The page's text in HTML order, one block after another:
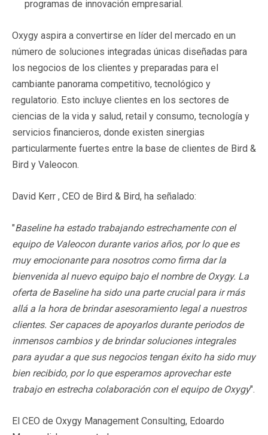
programas de innovación empresarial.
Oxygy aspira a convertirse en líder del mercado en un
número de soluciones integradas únicas diseñadas para
los negocios de los clientes y preparadas para el
cambiante panorama competitivo, tecnológico y
regulatorio. Esto incluye clientes en los sectores de
ciencias de la vida y salud, retail y consumo, tecnología y
servicios financieros, donde existen sinergias
particularmente fuertes entre la base de clientes de Bird &
Bird y Valeocon.
David Kerr , CEO de Bird & Bird, ha señalado:
"Baseline ha estado trabajando estrechamente con el
equipo de Valeocon durante varios años, por lo que es
muy emocionante para nosotros como firma dar la
bienvenida al nuevo equipo bajo el nombre de Oxygy. La
oferta de Baseline ha sido una parte crucial para ir más
allá a la hora de brindar asesoramiento legal a nuestros
clientes. Ser capaces de apoyarlos durante periodos de
inmensos cambios y de brindar soluciones integrales
para ayudar a que sus negocios tengan éxito ha sido muy
bien recibido, por lo que esperamos aprovechar este
trabajo en estrecha colaboración con el equipo de Oxygy".
El CEO de Oxygy Management Consulting, Edoardo